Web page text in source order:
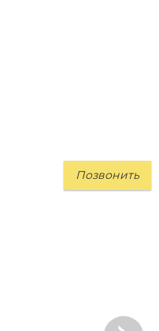
Позвонить